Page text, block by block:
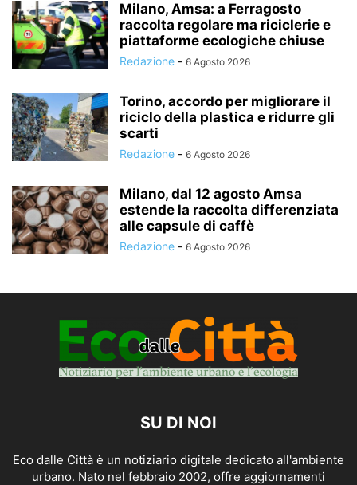
Milano, Amsa: a Ferragosto
raccolta regolare ma riciclerie e
piattaforme ecologiche chiuse
Redazione - 6 Agosto 2026
Torino, accordo per migliorare il
riciclo della plastica e ridurre gli
scarti
Redazione - 6 Agosto 2026
Milano, dal 12 agosto Amsa
estende la raccolta differenziata
alle capsule di caffè
Redazione - 6 Agosto 2026
SU DI NOI
Eco dalle Città è un notiziario digitale dedicato all'ambiente
urbano. Nato nel febbraio 2002, offre aggiornamenti